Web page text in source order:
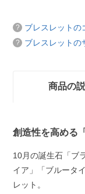
ブレスレットの
ブレスレットの
商品の
創造性を高める
10月の誕生石「ブ
イア」「ブルータ
レット。